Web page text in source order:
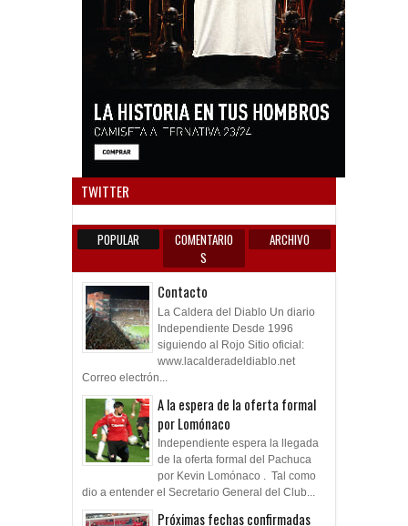
TWITTER
POPULAR
COMENTARIO
S
ARCHIVO
Contacto
La Caldera del Diablo Un diario
Independiente Desde 1996
siguiendo al Rojo Sitio oficial:
www.lacalderadeldiablo.net
Correo electrón...
A la espera de la oferta formal
por Lomónaco
Independiente espera la llegada
de la oferta formal del Pachuca
por Kevin Lomónaco . Tal como
dio a entender el Secretario General del Club...
Próximas fechas confirmadas